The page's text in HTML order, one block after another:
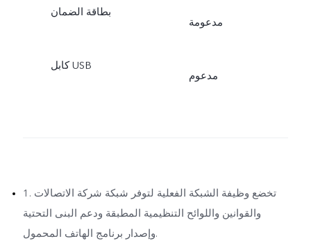
بطاقة الضمان
مدعومة
كابل USB
مدعوم
1. تخضع وظيفة الشبكة الفعلية لتوفر شبكة شركة الاتصالات
والقوانين واللوائح التنظيمية المطبقة ودعم البنى التحتية
وإصدار برنامج الهاتف المحمول.